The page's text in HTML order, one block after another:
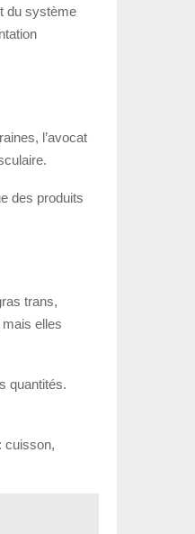
du système
l’avocat
des produits
trans,
elles
quantités.
cuisson,